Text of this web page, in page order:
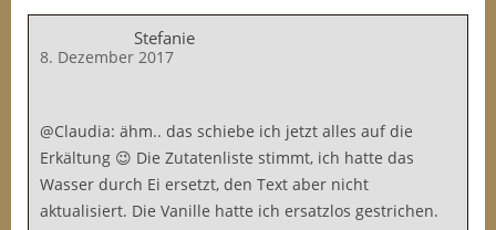
Stefanie
8. Dezember 2017
@Claudia: ähm.. das schiebe ich jetzt alles auf die
Erkältung 😉 Die Zutatenliste stimmt, ich hatte das
Wasser durch Ei ersetzt, den Text aber nicht
aktualisiert. Die Vanille hatte ich ersatzlos gestrichen.